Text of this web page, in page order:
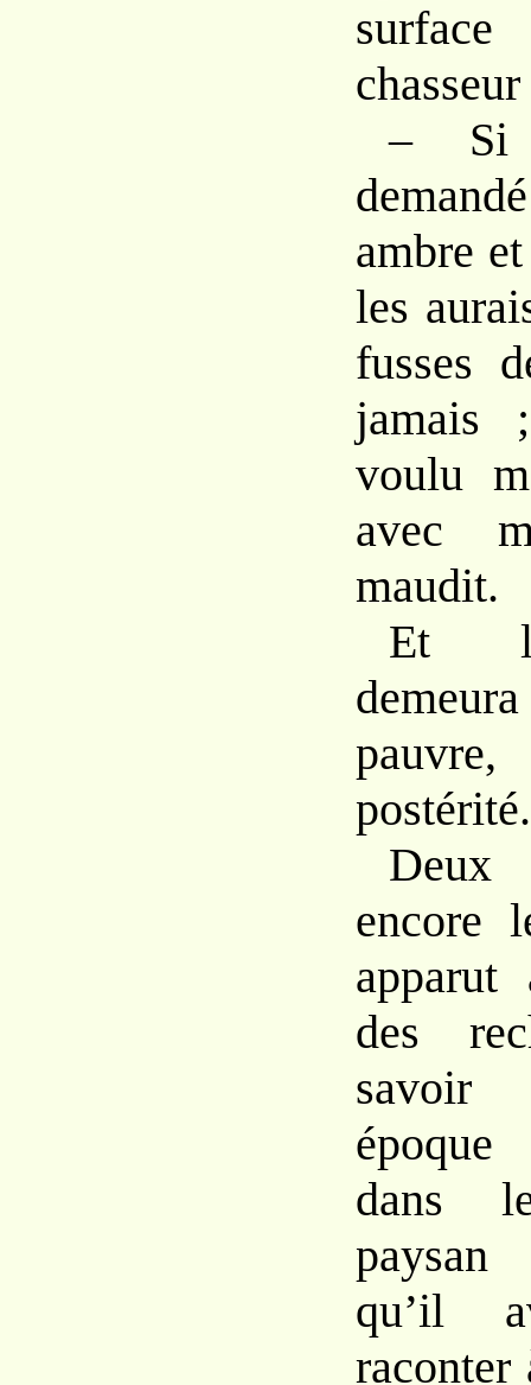
– Si
ambre
les
fusses
jamais
voulu
avec
maudit.
Et
postérité.
Deux
encore
des
savoir
dans
paysan
qu’il
raconter